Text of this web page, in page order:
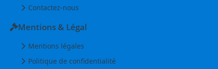
Contactez-nous
Mentions & Légal
Mentions légales
Politique de confidentialité